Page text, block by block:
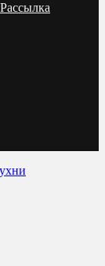
Рассылка